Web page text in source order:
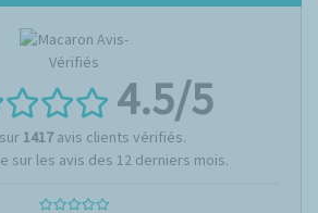
4.5/5
1417avis clients vérifiés.
sur les avis des 12 derniers mois.